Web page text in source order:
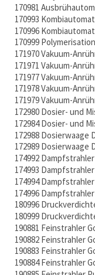
170981
170993
170996
170999
171970 Vakuum-
171971 Vakuum-
171977 Vakuum-
171978 Vakuum-
171979 Vakuum-
172980 Dosier- und
172984 Dosier- und
172988 Dosierwaage
172989 Dosierwaage
174992
174993
174994
174996
180996
180999
190881 Feinstrahler
190882 Feinstrahler
190883 Feinstrahler
190884 Feinstrahler